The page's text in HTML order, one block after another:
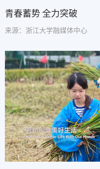
青春蓄势 全力突破
来源：浙江大学融媒体中心